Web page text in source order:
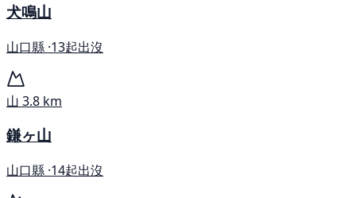
犬鳴山
山口縣 ·13起出沒
山 3.8 km
鎌ヶ山
山口縣 ·14起出沒